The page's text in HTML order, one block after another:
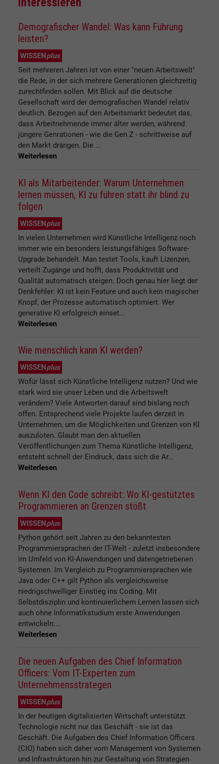
Demografischer Wandel: Was kann Führung
leisten?
WISSENplus
Seit mehreren Jahren ist von einer "neuen Arbeitswelt"
die Rede, in der sich mehrere Generationen gleichzeitig
zurechtfinden sollen. Mit Blick auf die deutsche
Gesellschaft wird der demografischen Wandel relativ
deutlich. Bezogen auf den Arbeitsmarkt bedeutet das,
dass Arbeitnehmende immer älter werden, während
jüngere Genrationen - wie die Gen Z - schrittweise auf
den Markt drängen. Die ...
Weiterlesen
KI als Mitarbeitender: Warum Unternehmen
lernen müssen, KI zu führen statt ihr blind zu
folgen
WISSENplus
In vielen Unternehmen wird Künstliche Intelligenz noch
immer wie ein besonders leistungsfähiges Software-
Upgrade behandelt. Man testet Tools, kauft Lizenzen,
verteilt Zugänge und hofft, dass Produktivität und
Qualität automatisch steigen. Doch genau hier liegt der
Denkfehler: KI ist kein Feature und auch kein magischer
Knopf, der Prozesse automatisch optimiert. Wer
generative KI erfolgreich einset...
Weiterlesen
Wie menschlich kann KI werden?
WISSEN plus
Wofür lässt sich Künstliche Intelligenz nutzen? Und wie
stark wird sie unser Leben und die Arbeitswelt
verändern? Viele Antworten darauf sind bislang noch
offen. Entsprechend viele Projekte laufen derzeit in
Unternehmen, um die Möglichkeiten und Grenzen von KI
auszuloten. Glaubt man den aktuellen
Veröffentlichungen zum Thema Künstliche Intelligenz,
entsteht schnell der Eindruck, dass sich die Ar...
Weiterlesen
Wenn KI den Code schreibt: Wo KI-gestütztes
Programmieren an Grenzen stößt
WISSENplus
Python gehört seit Jahren zu den bekanntesten
Programmiersprachen der IT-Welt - zuletzt insbesondere
im Umfeld von KI-Anwendungen und datengetriebenen
Systemen. Im Vergleich zu Programmiersprachen wie
Java oder C++ gilt Python als vergleichsweise
niedrigschwelliger Einstieg ins Coding. Mit
Selbstdisziplin und kontinuierlichem Lernen lassen sich
auch ohne Informatikstudium erste Anwendungen
entwickeln....
Weiterlesen
Die neuen Aufgaben des Chief Information
Officers: Vom IT-Experten zum
Unternehmensstrategen
WISSENplus
In der heutigen digitalisierten Wirtschaft unterstützt
Technologie nicht nur das Geschäft - sie ist das
Geschäft. Die Aufgaben des Chief Information Officers
(CIO) haben sich daher vom Management von Systemen
und Infrastrukturen hin zur Gestaltung von Strategien